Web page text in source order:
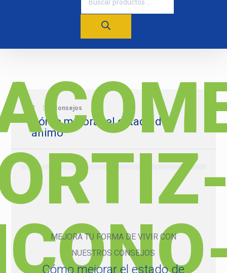
Consejos
Cómo mejorar el estado de
ánimo
MEJORA TU FORMA DE VIVIR CON
NUESTROS CONSEJOS
Cómo mejorar el estado de